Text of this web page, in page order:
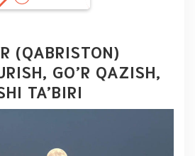
(QABRISTON)
GO’R QAZISH,
TA’BIRI